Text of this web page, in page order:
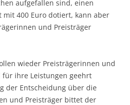
aufgefallen sind, einen
mit 400 Euro dotiert, kann aber
und Preisträger
wieder Preisträgerinnen und
ihre Leistungen geehrt
der Entscheidung über die
und Preisträger bittet der